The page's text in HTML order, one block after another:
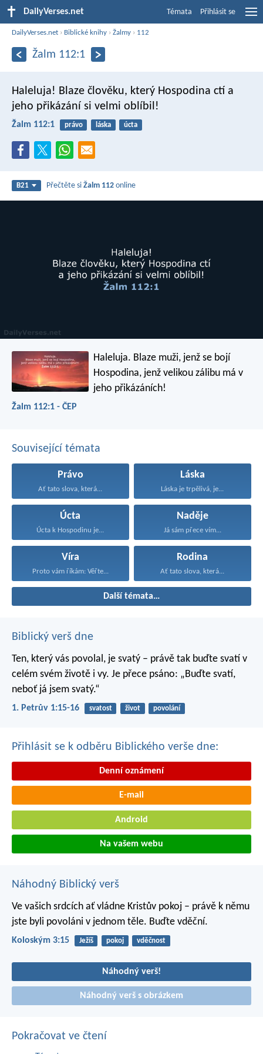
DailyVerses.net Témata Přihlásit se
DailyVerses.net › Biblické knihy ›Žalmy › 112
Žalm 112:1
Haleluja! Blaze člověku, který Hospodina ctí a
jeho přikázání si velmi oblíbil!
Žalm 112:1 právo láska úcta
B21 Přečtěte siŽalm 112 online
Haleluja. Blaze muži, jenž se bojí
Hospodina, jenž velikou zálibu má v
jeho přikázáních!
Žalm 112:1 - ČEP
Související témata
Právo
Ať tato slova, která...
Láska
Láska je trpělivá, je...
Úcta
Úcta k Hospodinu je...
Naděje
Já sám přece vím...
Víra
Proto vám říkám: Věřte...
Rodina
Ať tato slova, která...
Další témata…
Biblický verš dne
Ten, který vás povolal, je svatý – právě tak buďte svatí v
celém svém životě i vy. Je přece psáno: „Buďte svatí,
neboť já jsem svatý.“
1. Petrův 1:15-16 svatost život povolání
Přihlásit se k odběru Biblického verše dne:
Denní oznámení
E-mail
Android
Na vašem webu
Náhodný Biblický verš
Ve vašich srdcích ať vládne Kristův pokoj – právě k němu
jste byli povoláni v jednom těle. Buďte vděční.
Koloským 3:15 Ježíš pokoj vděčnost
Náhodný verš!
Náhodný verš s obrázkem
Pokračovat ve čtení